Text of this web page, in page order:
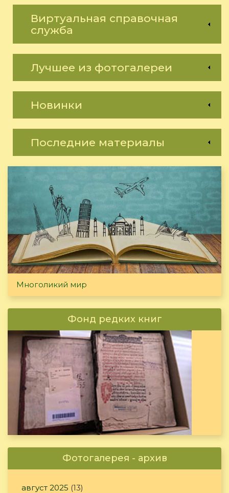
Виртуальная справочная
служба
Лучшее из фотогалереи
Новинки
Последние материалы
Многоликий мир
Фонд редких книг
Фотогалерея - архив
август 2025 (13)